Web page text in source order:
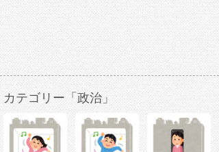
カテゴリー「政治」